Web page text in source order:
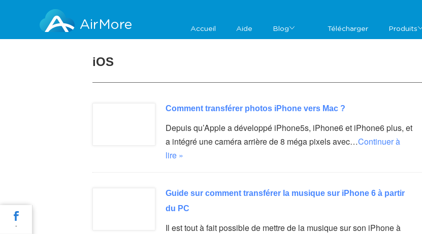
AirMore Accueil Aide Blog Télécharger Produits
iOS
Comment transférer photos iPhone vers Mac ?
Depuis qu’Apple a développé iPhone5s, iPhone6 et iPhone6 plus, et
a intégré une caméra arrière de 8 méga pixels avec…Continuer à
lire »
Guide sur comment transférer la musique sur iPhone 6 à partir
du PC
Il est tout à fait possible de mettre de la musique sur son iPhone à
-